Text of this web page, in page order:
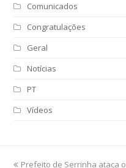
Comunicados
Congratulações
Geral
Notícias
PT
Vídeos
previous
Prefeito de Serrinha ataca o